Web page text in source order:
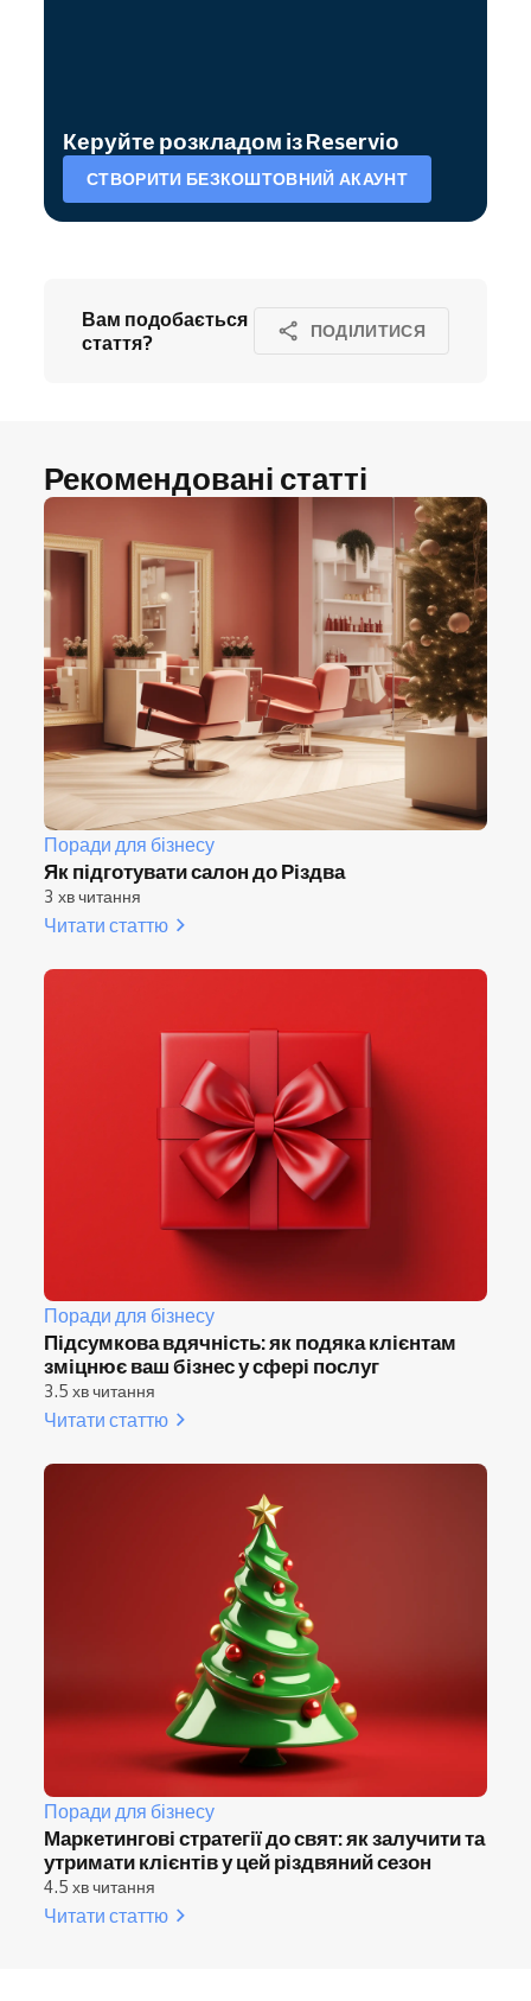
Керуйте розкладом із Reservio
СТВОРИТИ БЕЗКОШТОВНИЙ АКАУНТ
Вам подобається
стаття?
ПОДІЛИТИСЯ
Рекомендовані статті
Поради для бізнесу
Як підготувати салон до Різдва
3 хв читання
Читати статтю
Поради для бізнесу
Підсумкова вдячність: як подяка клієнтам
зміцнює ваш бізнес у сфері послуг
3.5 хв читання
Читати статтю
Поради для бізнесу
Маркетингові стратегії до свят: як залучити та
утримати клієнтів у цей різдвяний сезон
4.5 хв читання
Читати статтю